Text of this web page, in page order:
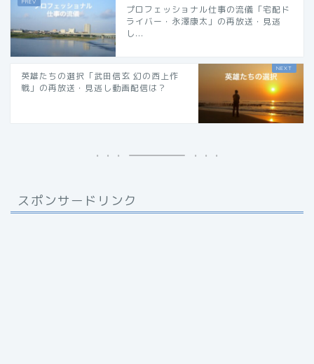
プロフェッショナル仕事の流儀「宅配ド
ライバー・永澤康太」の再放送・見逃
し...
英雄たちの選択「武田信玄 幻の西上作
戦」の再放送・見逃し動画配信は？
スポンサードリンク